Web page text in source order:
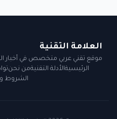
العلامة التقنية
موقع تقني عربي متخصص في أخبار
الرئيسيةالأدلة التقنيةمن نحن
الشروط